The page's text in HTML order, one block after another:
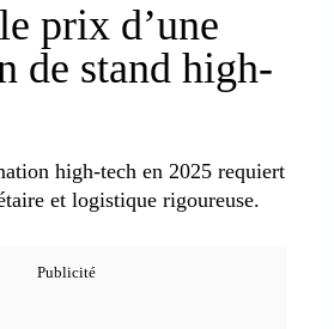
prix d’une
de stand high-
high-tech en 2025 requiert
et logistique rigoureuse.